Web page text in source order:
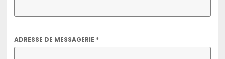
ADRESSE DE MESSAGERIE *